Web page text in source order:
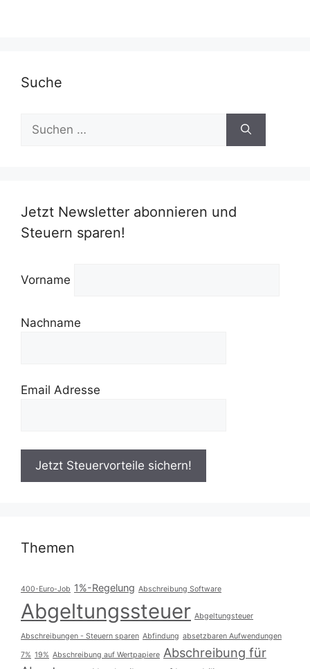
Suche
Suchen
nach:
Jetzt Newsletter abonnieren und
Steuern sparen!
Vorname
Nachname
Email Adresse
Themen
400-Euro-Job 1%-Regelung Abschreibung Software
Abgeltungssteuer Abgeltungsteuer
Abschreibungen - Steuern sparen Abfindung absetzbaren Aufwendungen
7% 19% Abschreibung auf Wertpapiere Abschreibung für